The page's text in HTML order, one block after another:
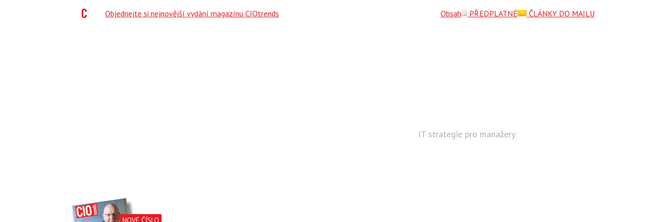
NOVÉ ČÍSLO
IT strategie pro manažery
Objednejte si nejnovější vydání magazínu CIOtrends Obsah PŘEDPLATNÉ ČLÁNKY DO MAILU